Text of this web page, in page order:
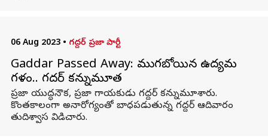
06 Aug 2023 • గద్దర్ ప్రజా పార్టీ
Gaddar Passed Away: ముగబోయిన ఉద్యమ
గళం.. గద్దర్ కన్నుమూత
ప్రజా యుద్ధనౌక, ప్రజా గాయకుడు గద్దర్ కన్నుమూశారు.
కొంతకాలంగా అనారోగ్యంతో బాధపడుతున్న గద్దర్ ఆదివారం
తుదిశ్వాస విడిచారు.